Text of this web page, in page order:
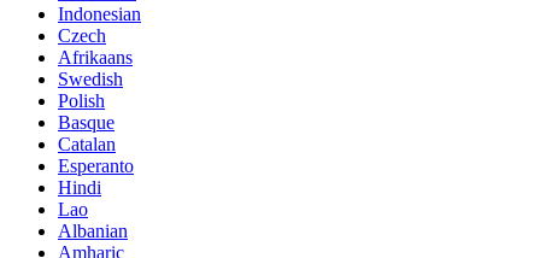
Indonesian
Czech
Afrikaans
Swedish
Polish
Basque
Catalan
Esperanto
Hindi
Lao
Albanian
Amharic